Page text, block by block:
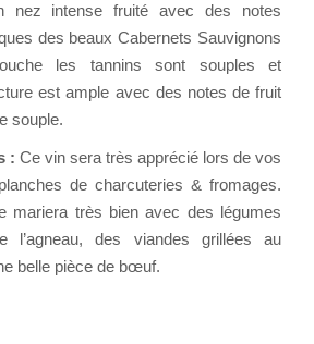
nez intense fruité avec des notes
des beaux Cabernets Sauvignons
les tannins sont souples et
est ample avec des notes de fruit
souple.
: Ce vin sera très apprécié lors de vos
de charcuteries & fromages.
mariera très bien avec des légumes
l’agneau, des viandes grillées au
belle pièce de bœuf.